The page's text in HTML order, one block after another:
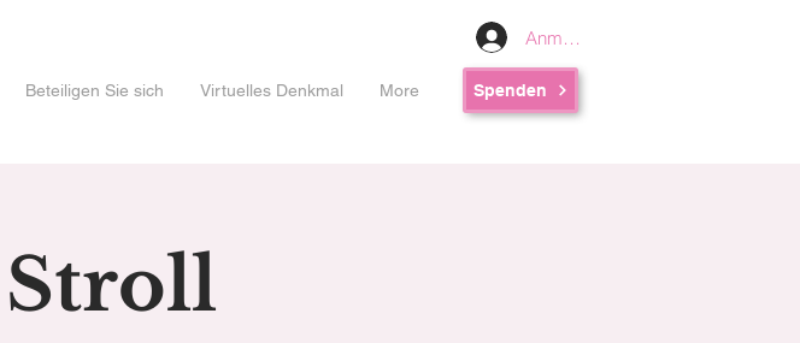
Anmelden
Beteiligen Sie sich Virtuelles Denkmal More Spenden